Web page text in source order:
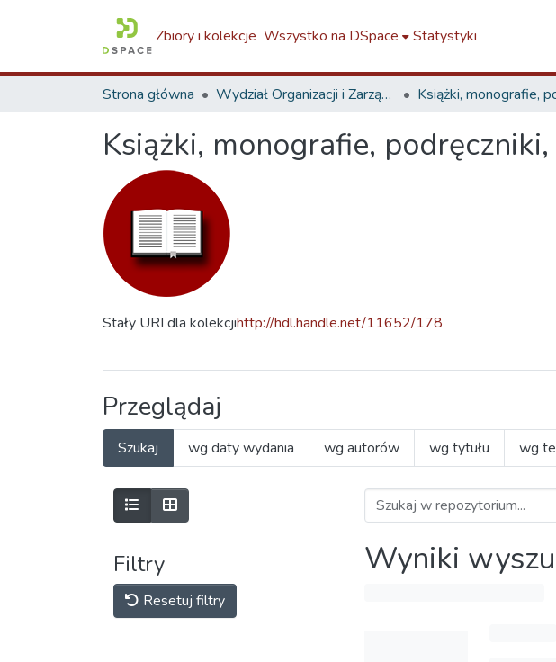
Zbiory i kolekcje Wszystko na DSpace Statystyki
Strona główna Wydział Organizacji i Zarządzania / Faculty of Organization and Management / W8
Książki, monografie,
Stały URI dla kolekcjihttp://hdl.handle.net/11652/178
Przeglądaj
Szukaj wg daty wydania wg autorów wg tytułu wg
Filtry
Resetuj filtry
Wyniki